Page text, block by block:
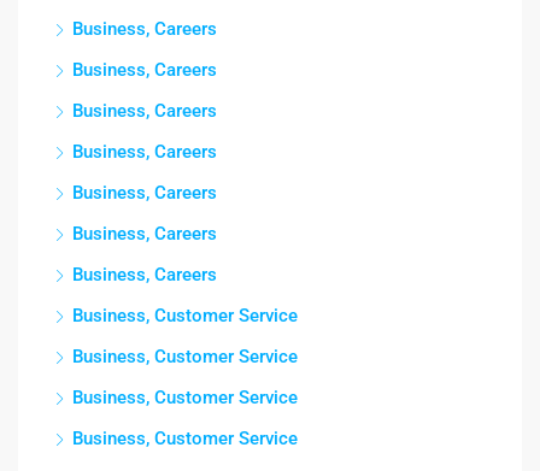
Business, Careers
Business, Careers
Business, Careers
Business, Careers
Business, Careers
Business, Careers
Business, Careers
Business, Customer Service
Business, Customer Service
Business, Customer Service
Business, Customer Service